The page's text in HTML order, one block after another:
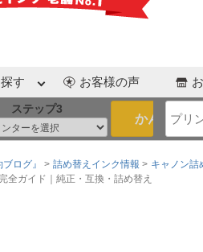
す お客様の声
ステップ3
ログ』 > 詰め替えインク情報 > キャノン詰
ガイド｜純正・互換・詰め替え